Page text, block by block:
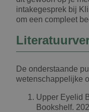
intakegesprek bij
om een compleet
De onderstaande
wetenschappelijke
Upper Eyelid
Bookshelf.